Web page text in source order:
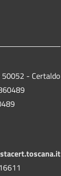
50052 - Certaldo